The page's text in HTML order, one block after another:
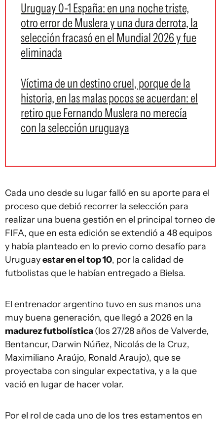
Uruguay 0-1 España: en una noche triste,
otro error de Muslera y una dura derrota, la
selección fracasó en el Mundial 2026 y fue
eliminada
Víctima de un destino cruel, porque de la
historia, en las malas pocos se acuerdan: el
retiro que Fernando Muslera no merecía
con la selección uruguaya
Cada uno desde su lugar falló en su aporte para el
proceso que debió recorrer la selección para
realizar una buena gestión en el principal torneo de
FIFA, que en esta edición se extendió a 48 equipos
y había planteado en lo previo como desafío para
Uruguayestar en el top 10, por la calidad de
futbolistas que le habían entregado a Bielsa.
El entrenador argentino tuvo en sus manos una
muy buena generación, que llegó a 2026 en la
madurez futbolística(los 27/28 años de Valverde,
Bentancur, Darwin Núñez, Nicolás de la Cruz,
Maximiliano Araújo, Ronald Araujo), que se
proyectaba con singular expectativa, y a la que
vació en lugar de hacer volar.
Por el rol de cada uno de los tres estamentos en